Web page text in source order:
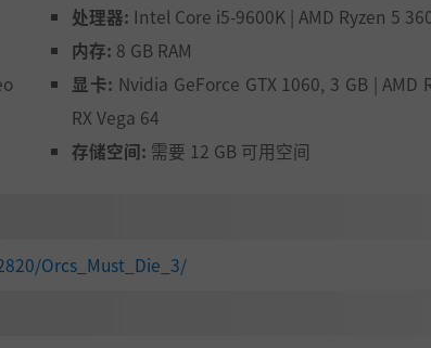
处理器: Intel Core i5-9600K | AMD Ryzen 5
内存: 8 GB RAM
显卡: Nvidia GeForce GTX 1060, 3 GB | AMD
RX Vega 64
存储空间: 需要 12 GB 可用空间
Orcs_Must_Die_3/